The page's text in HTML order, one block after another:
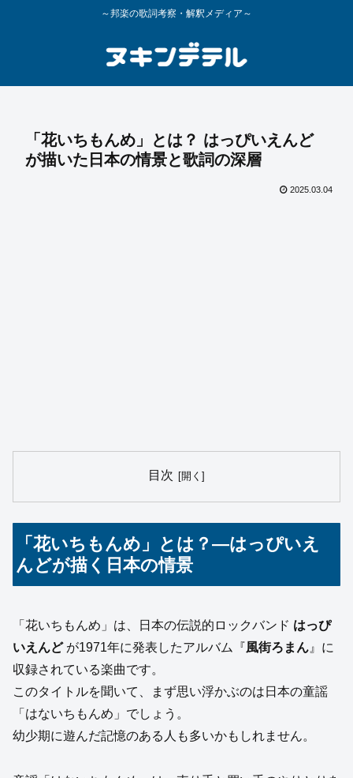
～邦楽の歌詞考察・解釈メディア～
「花いちもんめ」とは？ はっぴいえんど
が描いた日本の情景と歌詞の深層
2025.03.04
目次
「花いちもんめ」とは？—はっぴいえ
んどが描く日本の情景
「花いちもんめ」は、日本の伝説的ロックバンド はっぴ
いえんどが1971年に発表したアルバム『風街ろまん 』に
収録されている楽曲です。
このタイトルを聞いて、まず思い浮かぶのは日本の童謡
「はないちもんめ」でしょう。
幼少期に遊んだ記憶のある人も多いかもしれません。